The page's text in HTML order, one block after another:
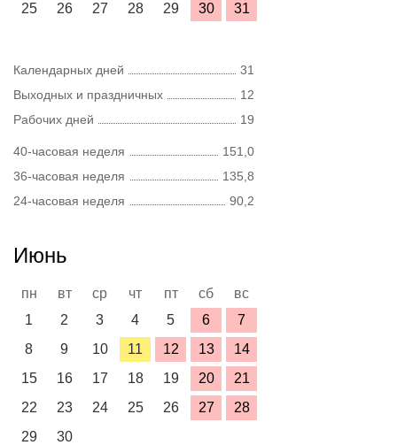
25
26 27 28 29 30 31
Календарных дней
31
Выходных и праздничных
12
Рабочих дней
19
40-часовая неделя
151,0
36-часовая неделя
135,8
24-часовая неделя
90,2
Июнь
пн вт ср чт пт сб
вс
1
2 3 4 5 6
7
8
9 10 11 12 13
14
15
16 17 18 19 20
21
22
23 24 25 26 27
28
29
30